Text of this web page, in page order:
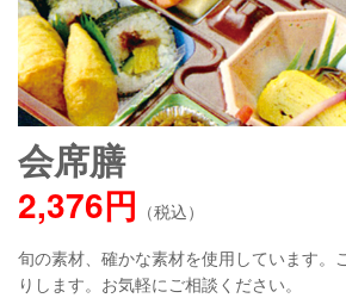
会席膳
2,376円 （税込）
旬の素材、確かな素材を使用しています。
りします。お気軽にご相談ください。